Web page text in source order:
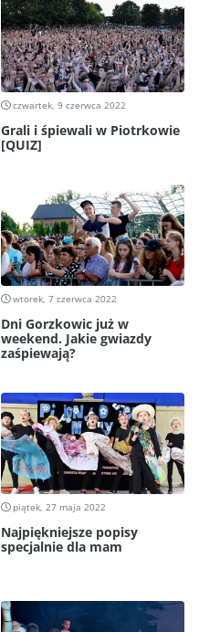
czwartek, 9 czerwca 2022
Grali i śpiewali w Piotrkowie
[QUIZ]
wtorek, 7 czerwca 2022
Dni Gorzkowic już w
weekend. Jakie gwiazdy
zaśpiewają?
piątek, 27 maja 2022
Najpiękniejsze popisy
specjalnie dla mam